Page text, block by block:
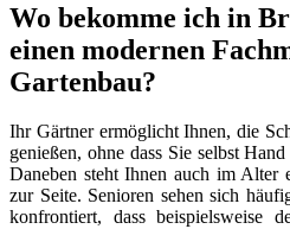
Wo bekomme ich in
einen modernen
Gartenbau?
Ihr Gärtner ermöglicht Ihnen, die
genießen, ohne dass Sie selbst
Daneben steht Ihnen auch im Alter
zur Seite. Senioren sehen sich
konfrontiert, dass beispielsweise